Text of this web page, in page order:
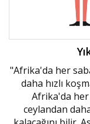
"Afrika'da her
daha hızlı
Afrika'da her
ceylandan